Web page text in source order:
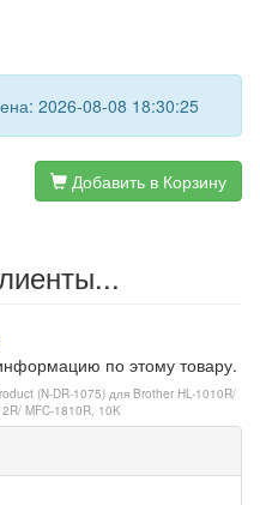
2026-08-08 18:30:25
Добавить в Корзину
по этому товару.
(N-DR-1075) для Brother HL-1010R/
MFC-1810R, 10K